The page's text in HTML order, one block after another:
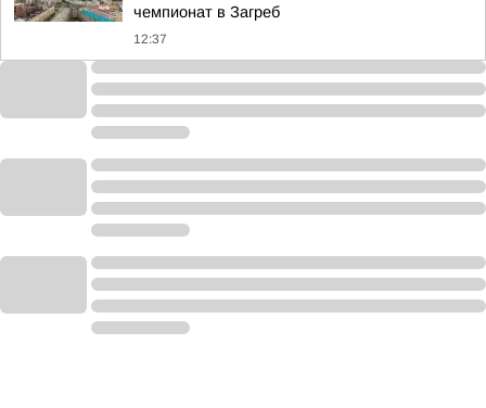
чемпионат в Загреб
12:37